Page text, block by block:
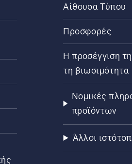
Αίθουσα Τύπου
Προσφορές
Η προσέγγιση
τη βιωσιμότητα
Νομικές
προϊόντων
Άλλοι